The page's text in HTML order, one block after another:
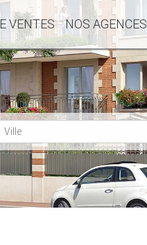
VENTES NOS AGENCES